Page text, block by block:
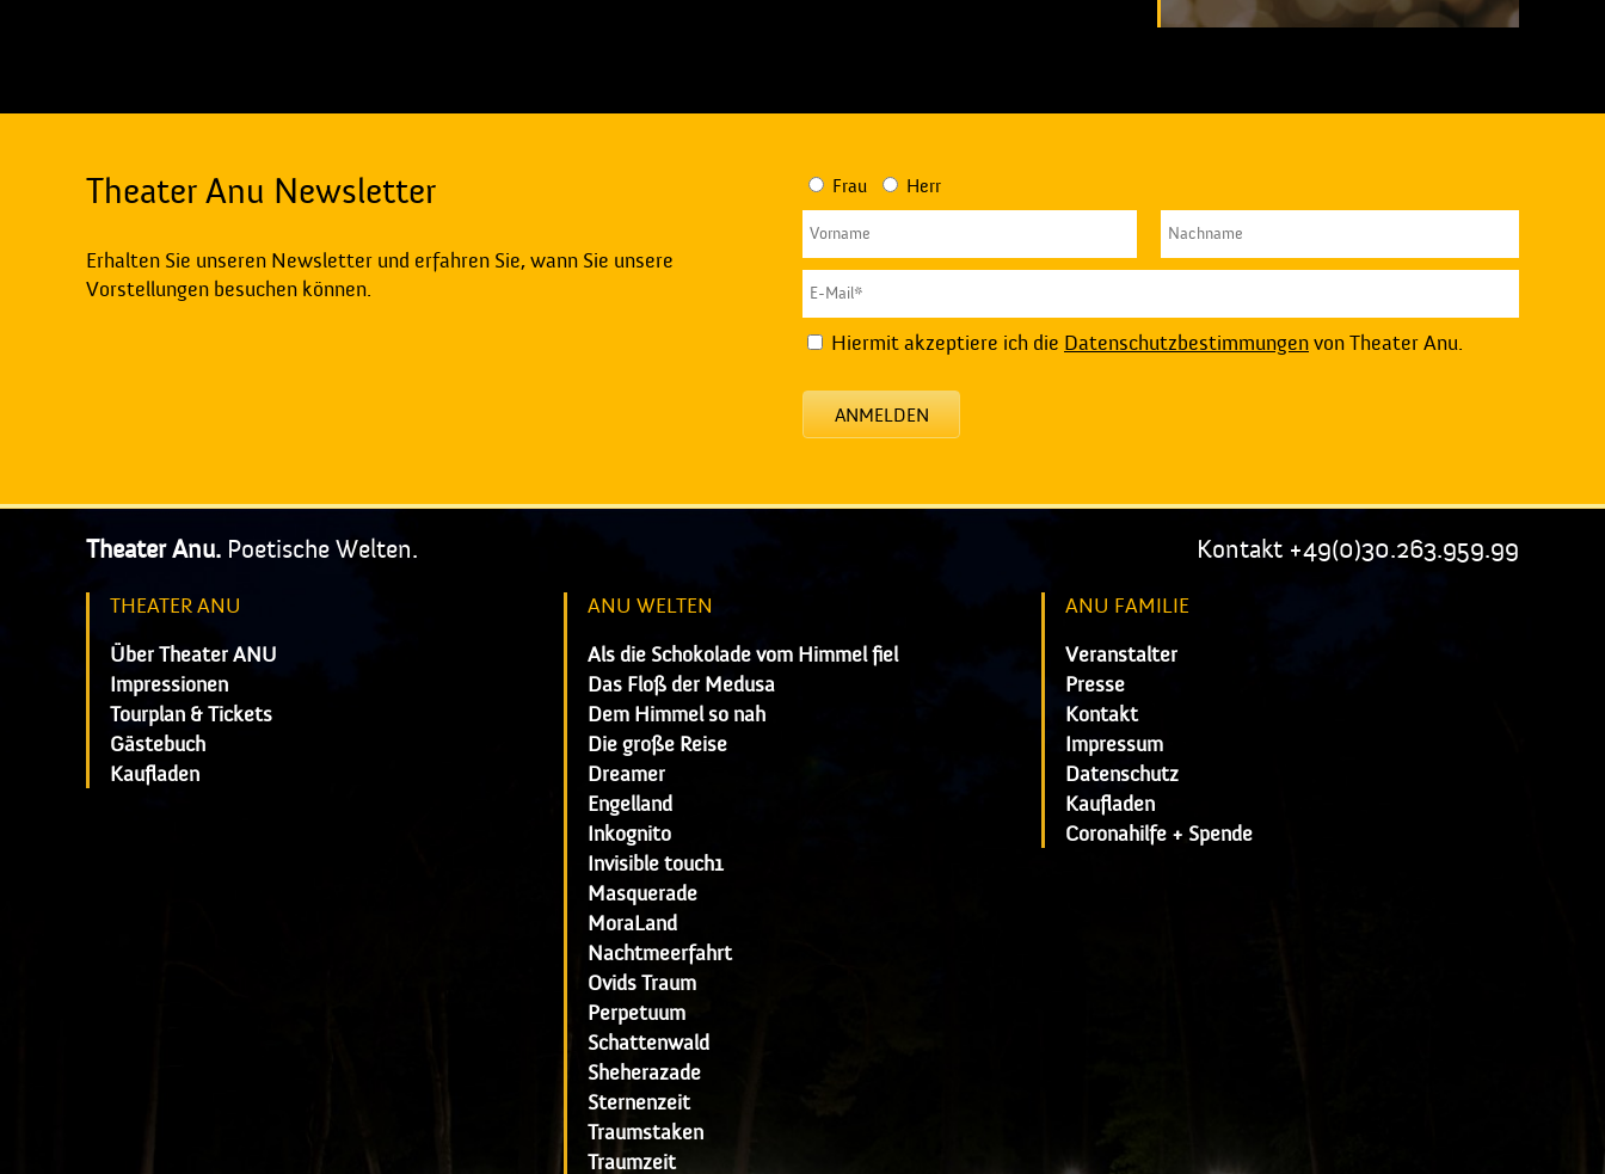
Theater Anu Newsletter
Erhalten Sie unseren Newsletter und erfahren Sie, wann Sie unsere
Vorstellungen besuchen können.
Frau Herr
Hiermit akzeptiere ich die Datenschutzbestimmungenvon Theater Anu.
ANMELDEN
Theater Anu. Poetische Welten. Kontakt +49(0)30.263.959.99
THEATER ANU
Über Theater ANU
Impressionen
Tourplan & Tickets
Gästebuch
Kaufladen
ANU WELTEN
Als die Schokolade vom Himmel fiel
Das Floß der Medusa
Dem Himmel so nah
Die große Reise
Dreamer
Engelland
Inkognito
Invisible touch1
Masquerade
MoraLand
Nachtmeerfahrt
Ovids Traum
Perpetuum
Schattenwald
Sheherazade
Sternenzeit
Traumstaken
Traumzeit
ANU FAMILIE
Veranstalter
Presse
Kontakt
Impressum
Datenschutz
Kaufladen
Coronahilfe + Spende